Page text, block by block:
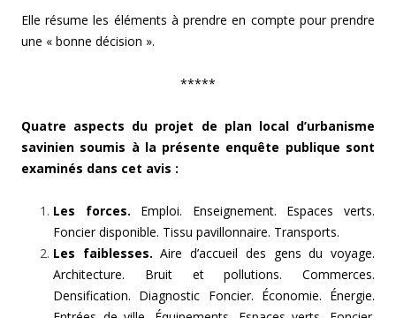
Elle résume les éléments à prendre en compte pour prendre
une « bonne décision ».
*****
Quatre aspects du projet de plan local d’urbanisme
savinien soumis à la présente enquête publique sont
examinés dans cet avis :
Les forces. Emploi. Enseignement. Espaces verts.
Foncier disponible. Tissu pavillonnaire. Transports.
Les faiblesses. Aire d’accueil des gens du voyage.
Architecture. Bruit et pollutions. Commerces.
Densification. Diagnostic Foncier. Économie. Énergie.